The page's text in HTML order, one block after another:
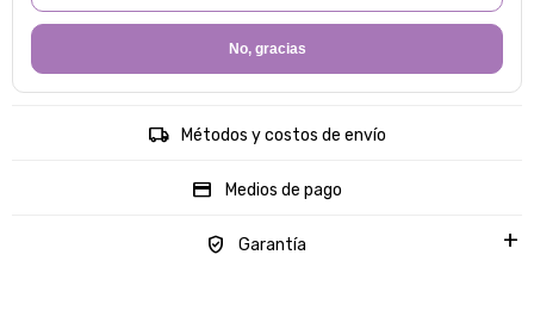
No, gracias
Métodos y costos de envío
Medios de pago
Garantía